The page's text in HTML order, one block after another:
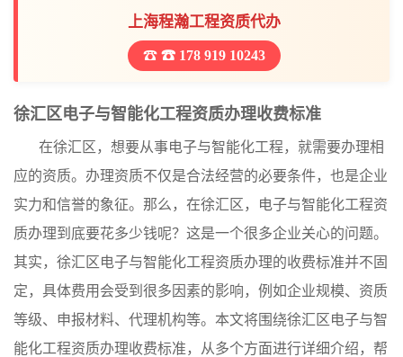
上海程瀚工程资质代办
☎ 178 919 10243
徐汇区电子与智能化工程资质办理收费标准
在徐汇区，想要从事电子与智能化工程，就需要办理相
应的资质。办理资质不仅是合法经营的必要条件，也是企业
实力和信誉的象征。那么，在徐汇区，电子与智能化工程资
质办理到底要花多少钱呢？这是一个很多企业关心的问题。
其实，徐汇区电子与智能化工程资质办理的收费标准并不固
定，具体费用会受到很多因素的影响，例如企业规模、资质
等级、申报材料、代理机构等。本文将围绕徐汇区电子与智
能化工程资质办理收费标准，从多个方面进行详细介绍，帮